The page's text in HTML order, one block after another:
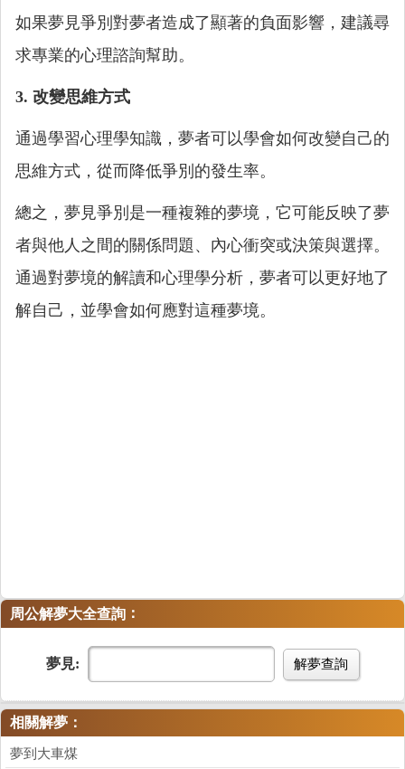
如果夢見爭別對夢者造成了顯著的負面影響，建議尋
求專業的心理諮詢幫助。
3. 改變思維方式
通過學習心理學知識，夢者可以學會如何改變自己的
思維方式，從而降低爭別的發生率。
總之，夢見爭別是一種複雜的夢境，它可能反映了夢
者與他人之間的關係問題、內心衝突或決策與選擇。
通過對夢境的解讀和心理學分析，夢者可以更好地了
解自己，並學會如何應對這種夢境。
周公解夢大全查詢 ：
夢見: 解夢查詢
相關解夢：
夢到大車煤